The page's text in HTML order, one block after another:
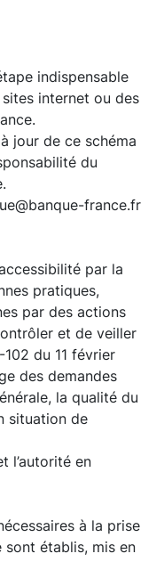
indispensable
internet ou des
jour de ce schéma
du
france.fr
par la
pratiques,
par des actions
et de veiller
du 11 février
des demandes
la qualité du
situation de
l’autorité en
à la prise
sont établis, mis en